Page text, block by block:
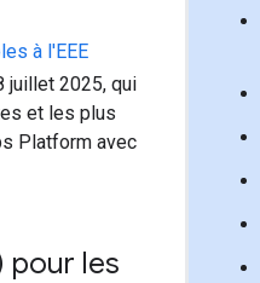
à l'EEE
juillet 2025, qui
et les plus
Platform avec
pour les